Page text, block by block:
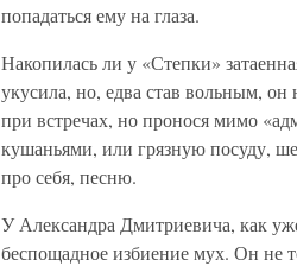
попадаться ему на глаза.
Накопилась ли у «Степки»
укусила, но, едва став вольным, он
при встречах, но пронося мимо
кушаньями, или грязную посуду,
про себя, песню.
У Александра Дмитриевича, как
беспощадное избиение мух. Он не